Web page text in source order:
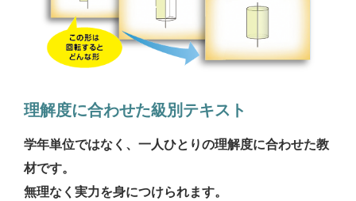
理解度に合わせた級別テキスト
学年単位ではなく、一人ひとりの理解度に合わせた教
材です。
無理なく実力を身につけられます。